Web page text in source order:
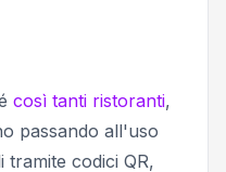
così tanti ristoranti,
passando all'uso
tramite codici QR,